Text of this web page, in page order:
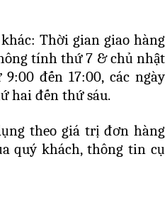
Thời gian giao hàng
tính thứ 7 & chủ nhật
đến 17:00, các ngày
hai đến thứ sáu.
theo giá trị đơn hàng
quý khách, thông tin cụ